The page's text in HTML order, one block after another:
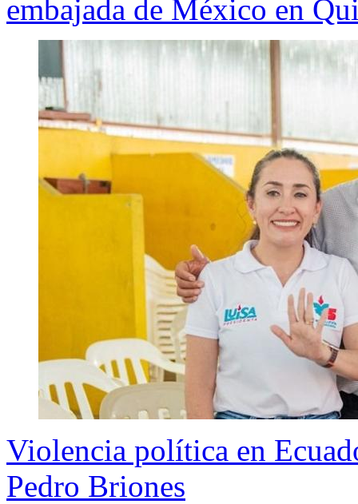
embajada de México en
Violencia política en
Pedro Briones